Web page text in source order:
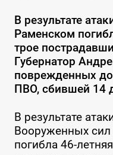
В результате
Раменском
трое
Губернатор
поврежденных
ПВО, сбившей 14
В результате
Вооруженных
погибла 46-